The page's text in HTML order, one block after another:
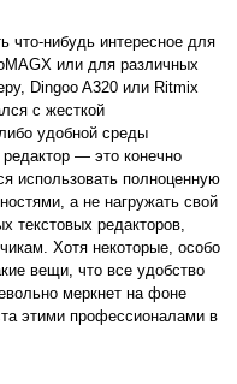
что-нибудь интересное для
или для различных
Dingoo A320 или Ritmix
с жесткой
удобной среды
— это конечно
использовать полноценную
а не нагружать свой
текстовых редакторов,
Хотя некоторые, особо
вещи, что все удобство
меркнет на фоне
этими профессионалами в